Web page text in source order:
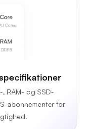
RAM- og SSD-
abonnementer for